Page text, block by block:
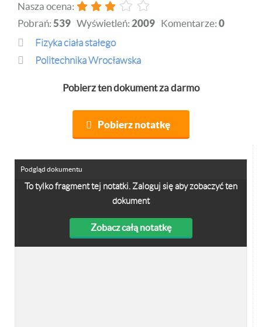
Nasza ocena:
Pobrań: 539 Wyświetleń: 2009 Komentarze: 0
fizyka ciała stałego
Politechnika Wrocławska
Pobierz ten dokument za darmo
Pobierz notatkę
To tylko fragment tej notatki. Zaloguj się aby zobaczyć ten
dokument
Zobacz całą notatkę
Podgląd dokumentu